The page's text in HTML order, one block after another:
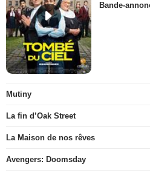
Bande-
Mutiny
La fin d’Oak Street
La Maison de nos rêves
Avengers: Doomsday